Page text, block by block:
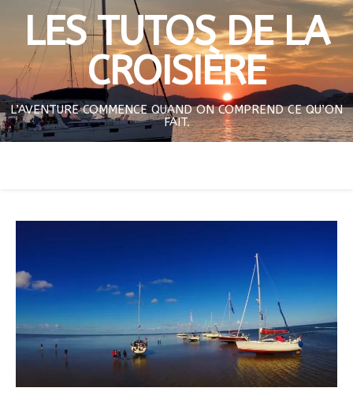
LES TUTOS DE LA
CROISIÈRE
L’AVENTURE COMMENCE QUAND ON COMPREND CE QU’ON
FAIT.